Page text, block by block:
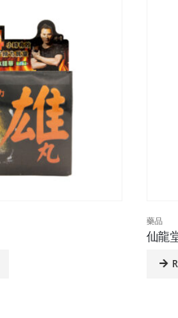
外用膏貼 10片裝/盒
藥品
焱即